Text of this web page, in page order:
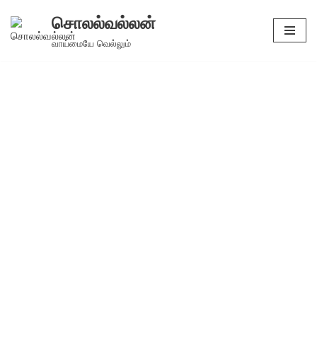
Skip
சொலல்வல்லன்
வாய்மையே வெல்லும்